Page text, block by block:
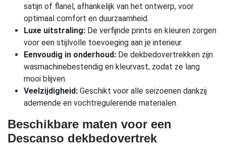
satijn of flanel, afhankelijk van het ontwerp, voor
optimaal comfort en duurzaamheid.
Luxe uitstraling: De verfijnde prints en kleuren zorgen
voor een stijlvolle toevoeging aan je interieur.
Eenvoudig in onderhoud: De dekbedovertrekken zijn
wasmachinebestendig en kleurvast, zodat ze lang
mooi blijven.
Veelzijdigheid: Geschikt voor alle seizoenen dankzij
ademende en vochtregulerende materialen.
Beschikbare maten voor een
Descanso dekbedovertrek